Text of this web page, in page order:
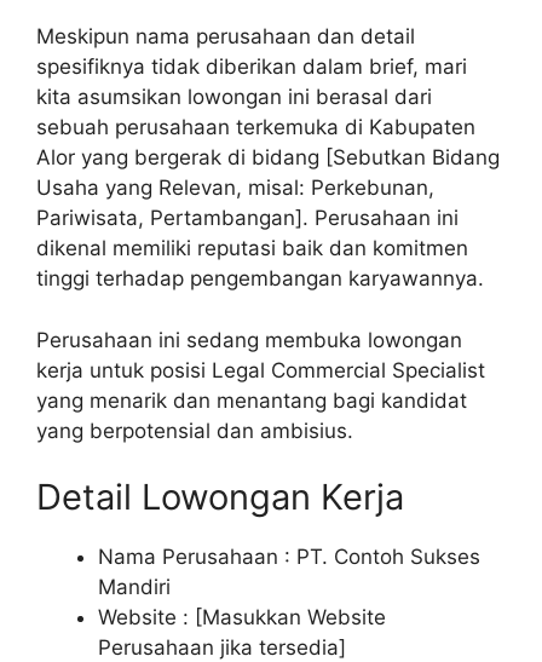
Meskipun nama perusahaan dan detail
spesifiknya tidak diberikan dalam brief, mari
kita asumsikan lowongan ini berasal dari
sebuah perusahaan terkemuka di Kabupaten
Alor yang bergerak di bidang [Sebutkan Bidang
Usaha yang Relevan, misal: Perkebunan,
Pariwisata, Pertambangan]. Perusahaan ini
dikenal memiliki reputasi baik dan komitmen
tinggi terhadap pengembangan karyawannya.
Perusahaan ini sedang membuka lowongan
kerja untuk posisi Legal Commercial Specialist
yang menarik dan menantang bagi kandidat
yang berpotensial dan ambisius.
Detail Lowongan Kerja
Nama Perusahaan : PT. Contoh Sukses
Mandiri
Website : [Masukkan Website
Perusahaan jika tersedia]